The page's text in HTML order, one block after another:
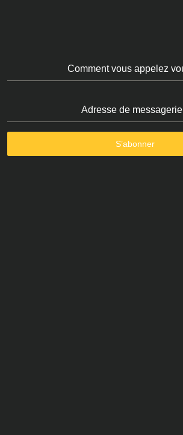
Comment vous appelez
Adresse de messagerie
S’abonner